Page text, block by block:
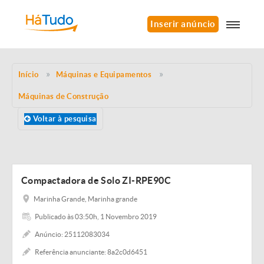
Inserir anúncio
Início Máquinas e Equipamentos
Máquinas de Construção
Voltar à pesquisa
Compactadora de Solo ZI-RPE90C
Marinha Grande, Marinha grande
Publicado às 03:50h, 1 Novembro 2019
Anúncio: 25112083034
Referência anunciante: 8a2c0d6451